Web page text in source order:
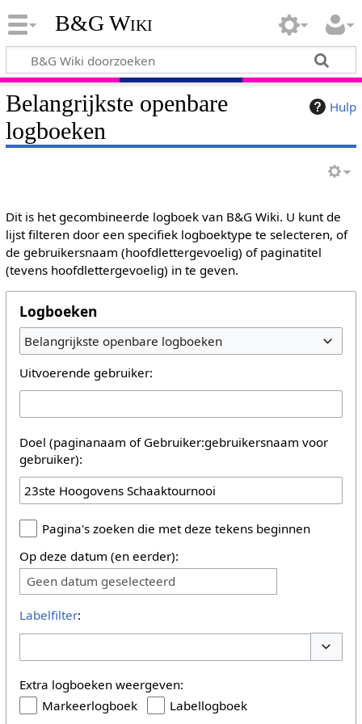
B&G Wiki
Hulp
Belangrijkste openbare
logboeken
Dit is het gecombineerde logboek van B&G Wiki. U kunt de
lijst filteren door een specifiek logboektype te selecteren, of
de gebruikersnaam (hoofdlettergevoelig) of paginatitel
(tevens hoofdlettergevoelig) in te geven.
Logboeken
Belangrijkste openbare logboeken
Uitvoerende gebruiker:
Doel (paginanaam of Gebruiker:gebruikersnaam voor
gebruiker):
Pagina's zoeken die met deze tekens beginnen
Op deze datum (en eerder):
Geen datum geselecteerd
Labelfilter:
Extra logboeken weergeven:
Markeerlogboek
Labellogboek